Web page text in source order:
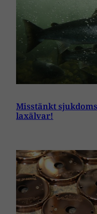
Misstänkt
laxälvar!